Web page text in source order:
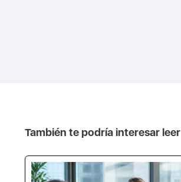
También te podría interesar leer